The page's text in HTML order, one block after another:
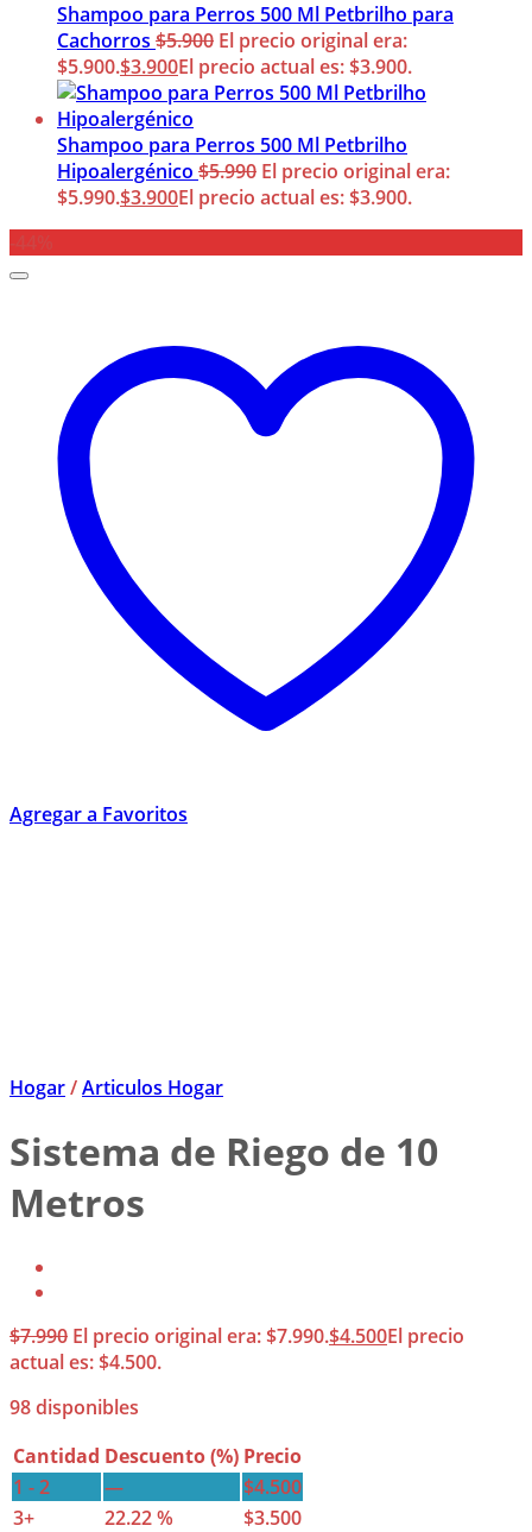
Shampoo para Perros 500 Ml Petbrilho para
Cachorros $5.900 El precio original era:
$5.900.$3.900El precio actual es: $3.900.
Shampoo para Perros 500 Ml Petbrilho
Hipoalergénico $5.990 El precio original era:
$5.990.$3.900El precio actual es: $3.900.
Agregar a Favoritos
Hogar/Articulos Hogar
Sistema de Riego de 10
Metros
$7.990 El precio original era: $7.990.$4.500El precio
actual es: $4.500.
98 disponibles
Cantidad Descuento (%) Precio
1 - 2
— $4.500
3+
22.22 % $3.500